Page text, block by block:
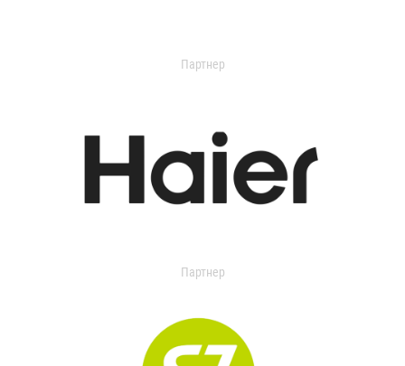
Партнер
Партнер